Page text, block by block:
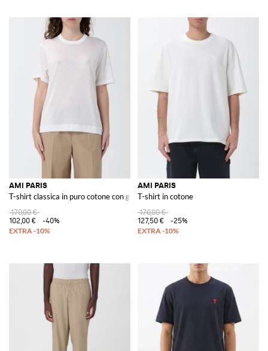
AMI PARIS
T-shirt classica in puro cotone con girocollo e maniche corte
170,00 €
102,00 €
-40%
AMI PARIS
T-shirt in cotone
170,00 €
127,50 €
-25%